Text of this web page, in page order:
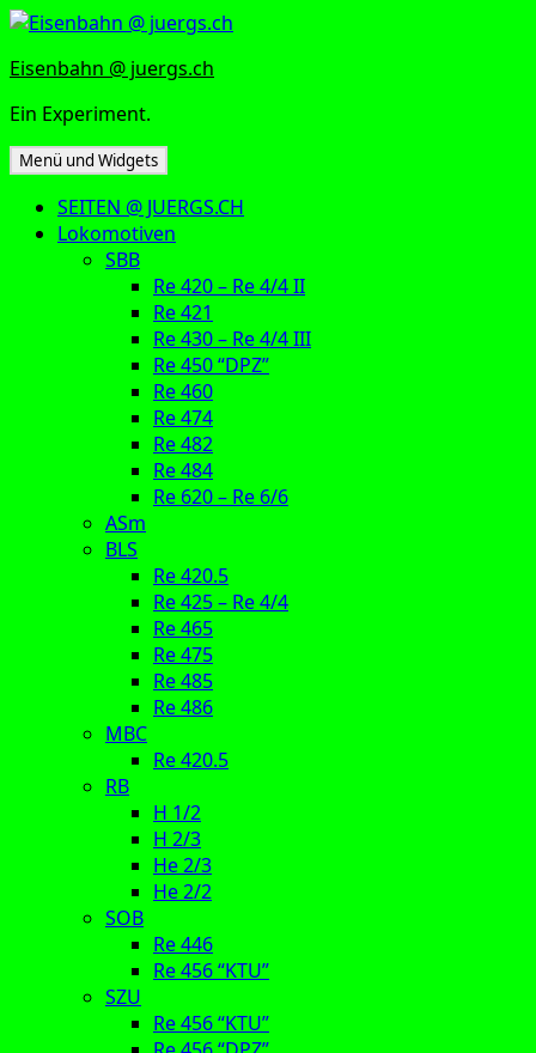
Zum
springen
Eisenbahn @ juergs.ch
Ein Experiment.
Menü und Widgets
SEITEN @ JUERGS.CH
Lokomotiven
SBB
Re 420 – Re 4/4 II
Re 421
Re 430 – Re 4/4 III
Re 450 “DPZ”
Re 460
Re 474
Re 482
Re 484
Re 620 – Re 6/6
ASm
BLS
Re 420.5
Re 425 – Re 4/4
Re 465
Re 475
Re 485
Re 486
MBC
Re 420.5
RB
H 1/2
H 2/3
He 2/3
He 2/2
SOB
Re 446
Re 456 “KTU”
SZU
Re 456 “KTU”